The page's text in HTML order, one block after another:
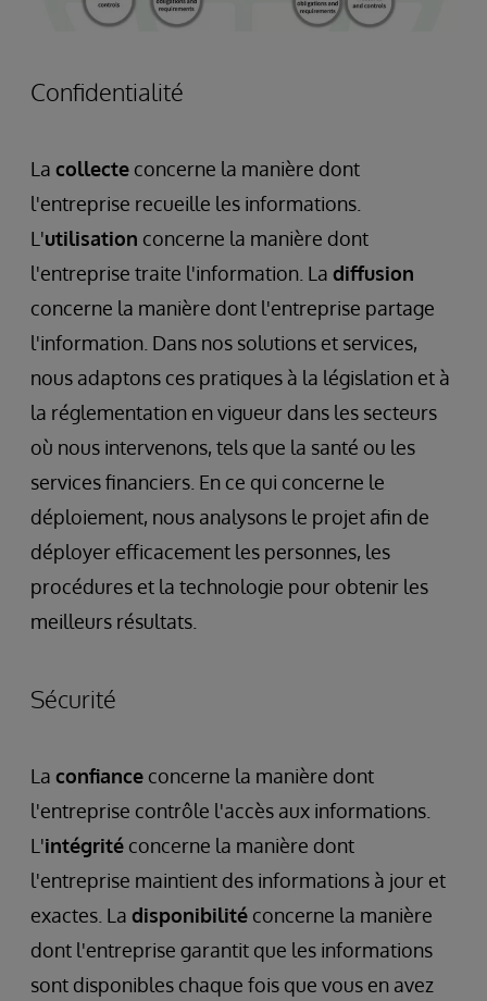
Confidentialité
La collecte concerne la manière dont
l'entreprise recueille les informations.
L'utilisation concerne la manière dont
l'entreprise traite l'information. La diffusion
concerne la manière dont l'entreprise partage
l'information. Dans nos solutions et services,
nous adaptons ces pratiques à la législation et à
la réglementation en vigueur dans les secteurs
où nous intervenons, tels que la santé ou les
services financiers. En ce qui concerne le
déploiement, nous analysons le projet afin de
déployer efficacement les personnes, les
procédures et la technologie pour obtenir les
meilleurs résultats.
Sécurité
La confiance concerne la manière dont
l'entreprise contrôle l'accès aux informations.
L'intégrité concerne la manière dont
l'entreprise maintient des informations à jour et
exactes. La disponibilité concerne la manière
dont l'entreprise garantit que les informations
sont disponibles chaque fois que vous en avez